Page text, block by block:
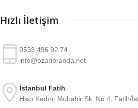
Hızlı İletişim
0533 496 92 74
info@ozaribranda.net
İstanbul Fatih
Hacı Kadın, Muhabir Sk. No:4, Fatih/